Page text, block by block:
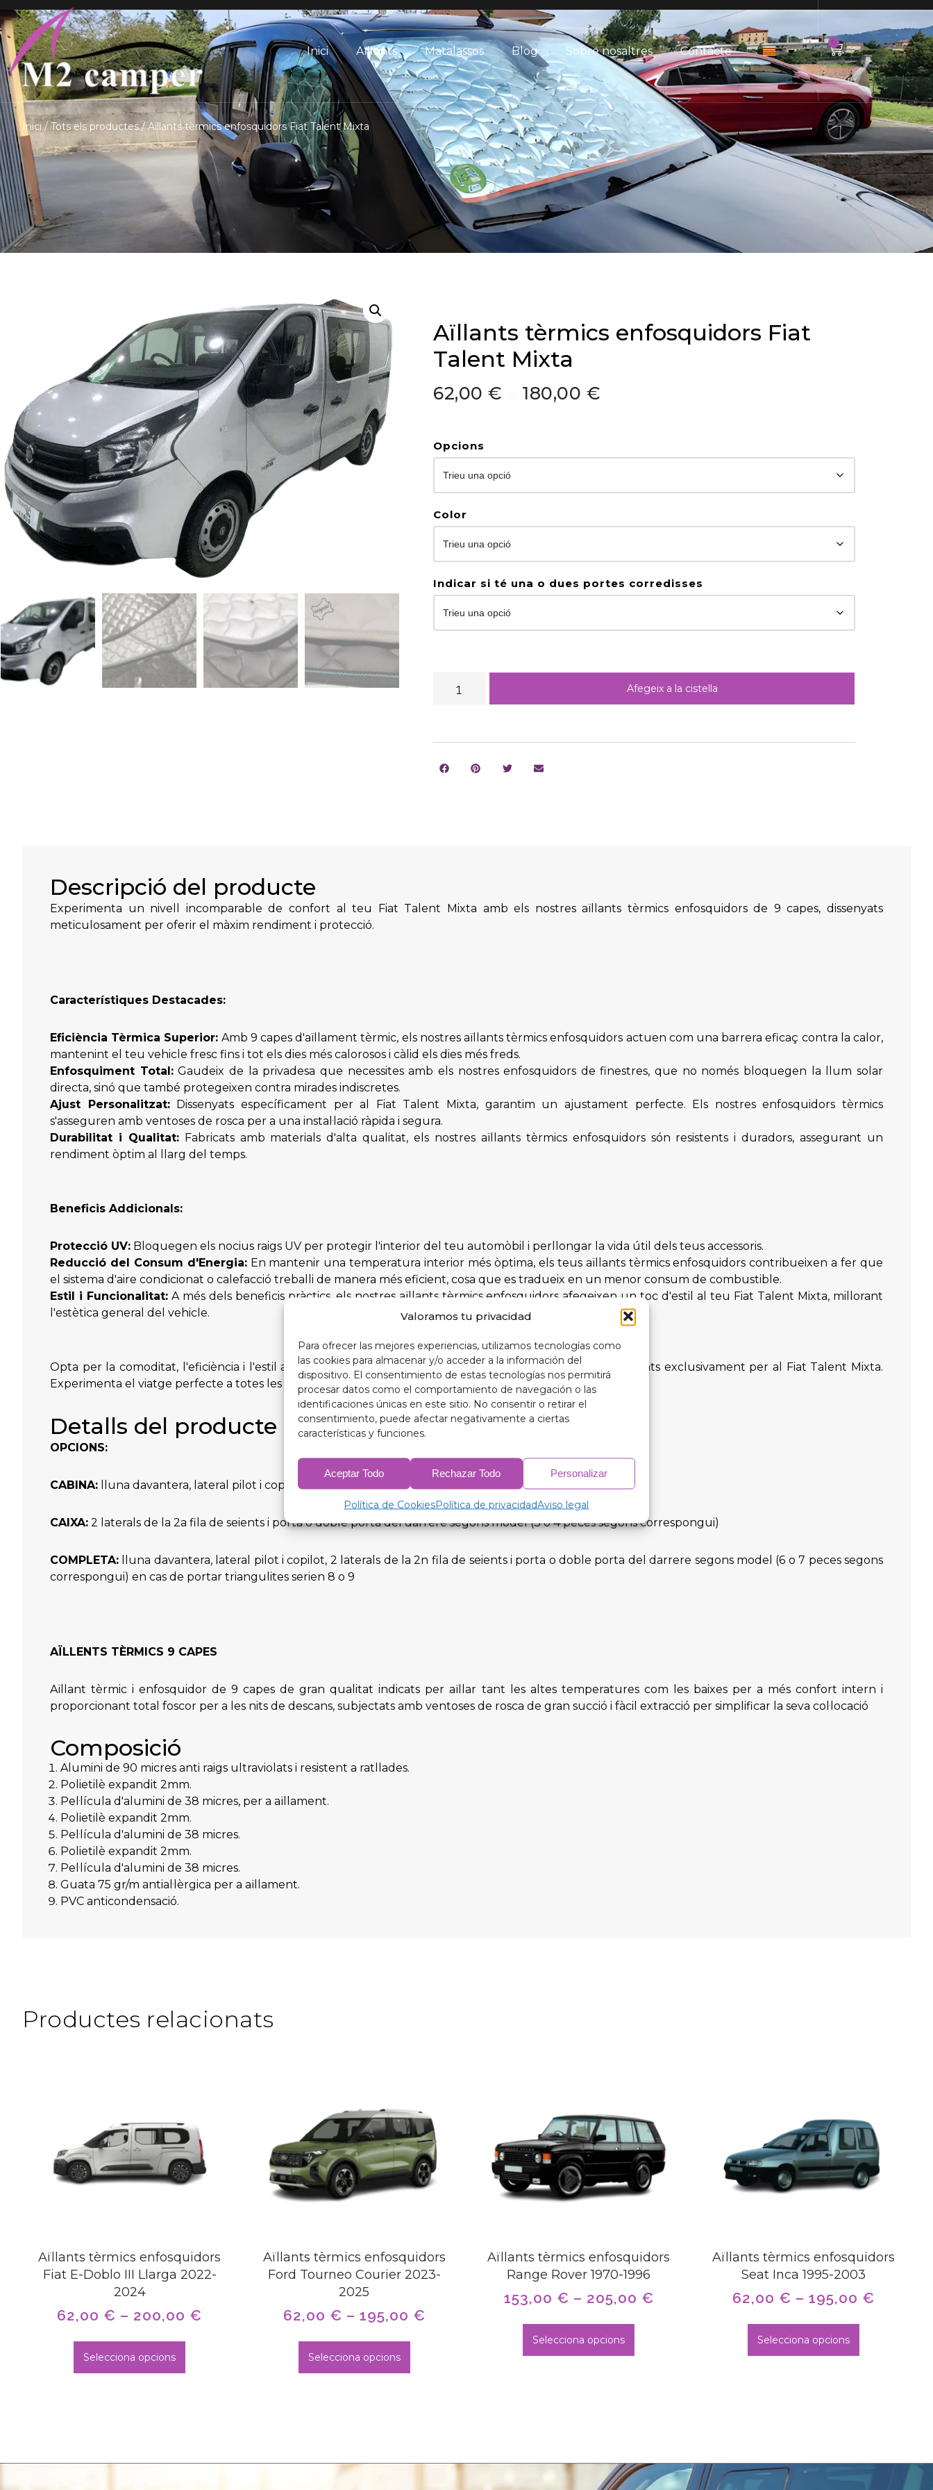
Valoramos tu privacidad
Para ofrecer las mejores experiencias, utilizamos tecnologías como
las cookies para almacenar y/o acceder a la información del
dispositivo. El consentimiento de estas tecnologías nos permitirá
procesar datos como el comportamiento de navegación o las
identificaciones únicas en este sitio. No consentir o retirar el
consentimiento, puede afectar negativamente a ciertas
características y funciones.
Aceptar Todo Rechazar Todo Personalizar
Política de CookiesPolítica de privacidadAviso legal
Saltar
al
contingut
Inici Aïllants Matalassos Blog Sobre nosaltres Contacte
0
Inici/Tots els productes/ Aïllants tèrmics enfosquidors Fiat Talent Mixta
Aïllants tèrmics enfosquidors Fiat
Talent Mixta
62,00 € 180,00 €
Opcions
Color
Indicar si té una o dues portes corredisses
Afegeix a la cistella
Descripció del producte
Experimenta un nivell incomparable de confort al teu Fiat Talent Mixta amb els nostres aïllants tèrmics enfosquidors de 9 capes, dissenyats
meticulosament per oferir el màxim rendiment i protecció.
Característiques Destacades:
Eficiència Tèrmica Superior: Amb 9 capes d'aïllament tèrmic, els nostres aïllants tèrmics enfosquidors actuen com una barrera eficaç contra la calor,
mantenint el teu vehicle fresc fins i tot els dies més calorosos i càlid els dies més freds.
Enfosquiment Total:Gaudeix de la privadesa que necessites amb els nostres enfosquidors de finestres, que no només bloquegen la llum solar
directa, sinó que també protegeixen contra mirades indiscretes.
Ajust Personalitzat:Dissenyats específicament per al Fiat Talent Mixta, garantim un ajustament perfecte. Els nostres enfosquidors tèrmics
s'asseguren amb ventoses de rosca per a una instal·lació ràpida i segura.
Durabilitat i Qualitat:Fabricats amb materials d'alta qualitat, els nostres aïllants tèrmics enfosquidors són resistents i duradors, assegurant un
rendiment òptim al llarg del temps.
Beneficis Addicionals:
Protecció UV: Bloquegen els nocius raigs UV per protegir l'interior del teu automòbil i perllongar la vida útil dels teus accessoris.
Reducció del Consum d'Energia:En mantenir una temperatura interior més òptima, els teus aïllants tèrmics enfosquidors contribueixen a fer que
el sistema d'aire condicionat o calefacció treballi de manera més eficient, cosa que es tradueix en un menor consum de combustible.
Estil i Funcionalitat:A més dels beneficis pràctics, els nostres aïllants tèrmics enfosquidors afegeixen un toc d'estil al teu Fiat Talent Mixta, millorant
l'estètica general del vehicle.
Opta per la comoditat, l'eficiència i l'estil amb els nostres aïllants tèrmics enfosquidors de 9 capes dissenyats exclusivament per al Fiat Talent Mixta.
Experimenta el viatge perfecte a totes les estacions.
Detalls del producte
OPCIONS:
CABINA: lluna davantera, lateral pilot i copilot (3 peces) (5 peces en cas que porti triangulits)
CAIXA: 2 laterals de la 2a fila de seients i porta o doble porta del darrere segons model (3 o 4 peces segons correspongui)
COMPLETA:
lluna davantera, lateral pilot i copilot, 2 laterals de la 2n fila de seients i porta o doble porta del darrere segons model (6 o 7 peces segons
correspongui) en cas de portar triangulites serien 8 o 9
AÏLLENTS TÈRMICS 9 CAPES
Aïllant tèrmic i enfosquidor de 9 capes de gran qualitat indicats per aïllar tant les altes temperatures com les baixes per a més confort intern i
proporcionant total foscor per a les nits de descans, subjectats amb ventoses de rosca de gran succió i fàcil extracció per simplificar la seva col·locació
Composició
Alumini de 90 micres anti raigs ultraviolats i resistent a ratllades.
Polietilè expandit 2mm.
Pel·lícula d'alumini de 38 micres, per a aïllament.
Polietilè expandit 2mm.
Pel·lícula d'alumini de 38 micres.
Polietilè expandit 2mm.
Pel·lícula d'alumini de 38 micres.
Guata 75 gr/m antial·lèrgica per a aïllament.
PVC anticondensació.
Productes relacionats
Aïllants tèrmics enfosquidors
Fiat E-Doblo III Llarga 2022-
2024
62,00 € – 200,00 €
Selecciona opcions
Aïllants tèrmics enfosquidors
Ford Tourneo Courier 2023-
2025
62,00 € – 195,00 €
Selecciona opcions
Aïllants tèrmics enfosquidors
Range Rover 1970-1996
153,00 € – 205,00 €
Selecciona opcions
Aïllants tèrmics enfosquidors
Seat Inca 1995-2003
62,00 € – 195,00 €
Selecciona opcions